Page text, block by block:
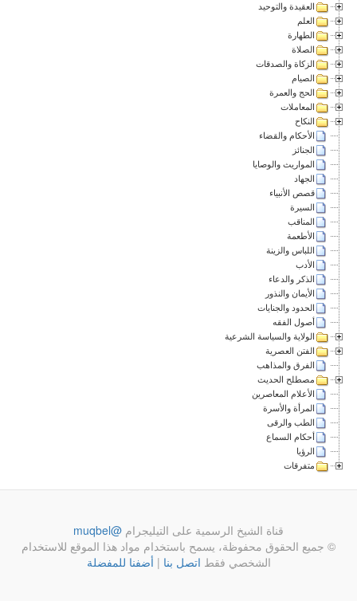
العقيدة والتوحيد
العلم
الطهارة
الصلاة
الزكاة والصدقات
الصيام
الحج والعمرة
المعاملات
النكاح
الأحكام والقضاء
الجنائز
المواريث والوصايا
الجهاد
قصص الأنبياء
السيرة
المناقب
الأطعمة
اللباس والزينة
الأدب
الذكر والدعاء
الأيمان والنذور
الحدود والجنايات
أصول الفقه
الولاية والسياسة الشرعية
الفتن العصرية
الفرق والمذاهب
مصطلح الحديث
الأعلام المعاصرين
المرأة والأسرة
الطب والرقى
أحكام السماع
الرؤيا
متفرقات
قناة الشيخ الرسمية على التيليجرام @muqbel
© جميع الحقوق محفوظة، يسمح باستخدام مواد هذا الموقع للاستخدام
الشخصي فقط اتصل بنا | أضفنا للمفضلة